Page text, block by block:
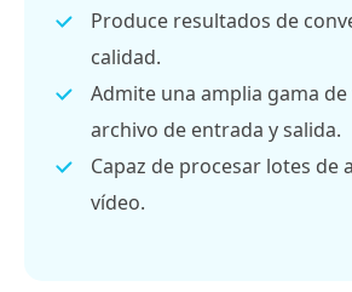
Produce resultados de
calidad.
Admite una amplia gama
archivo de entrada y salida.
Capaz de procesar lotes de
vídeo.